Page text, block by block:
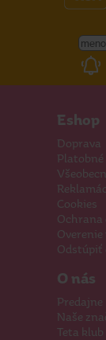
Eshop
Doprava
Cookies
Ochrana
Overenie
Odstúpiť
O nás
Predajne
Naše
Teta klub